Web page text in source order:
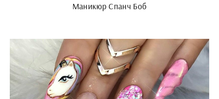
Маникюр Спанч Боб